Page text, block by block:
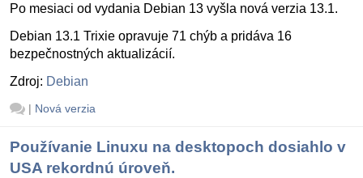
Po mesiaci od vydania Debian 13 vyšla nová verzia 13.1.
Debian 13.1 Trixie opravuje 71 chýb a pridáva 16
bezpečnostných aktualizácií.
Zdroj: Debian
| Nová verzia
Používanie Linuxu na desktopoch dosiahlo v
USA rekordnú úroveň.